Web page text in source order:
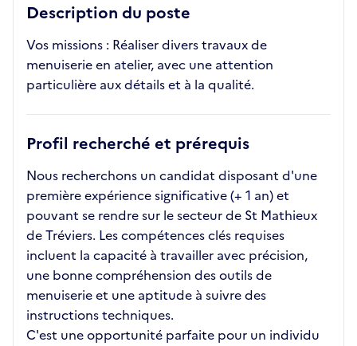
Description du poste
Vos missions : Réaliser divers travaux de
menuiserie en atelier, avec une attention
particulière aux détails et à la qualité.
Profil recherché et prérequis
Nous recherchons un candidat disposant d'une
première expérience significative (+ 1 an) et
pouvant se rendre sur le secteur de St Mathieux
de Tréviers. Les compétences clés requises
incluent la capacité à travailler avec précision,
une bonne compréhension des outils de
menuiserie et une aptitude à suivre des
instructions techniques.
C'est une opportunité parfaite pour un individu